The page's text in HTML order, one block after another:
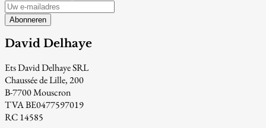
Abonneren
David Delhaye
Ets David Delhaye SRL
Chaussée de Lille, 200
B-7700 Mouscron
TVA BE0477597019
RC 14585